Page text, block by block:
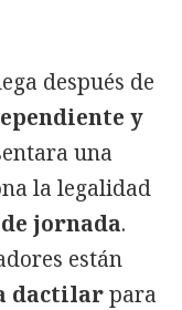
después de
y
una
la legalidad
jornada.
están
dactilarpara